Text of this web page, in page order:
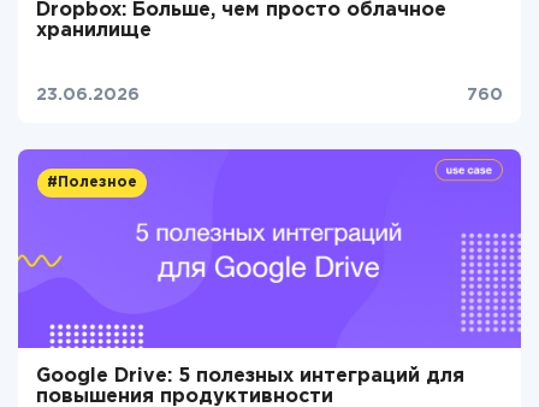
Dropbox: Больше, чем просто облачное
хранилище
23.06.2026 760
#Полезное
Google Drive: 5 полезных интеграций для
повышения продуктивности